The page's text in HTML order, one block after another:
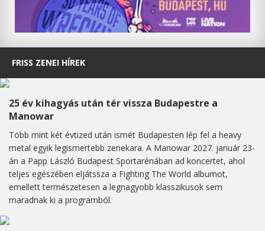
FRISS ZENEI HÍREK
25 év kihagyás után tér vissza Budapestre a
Manowar
Több mint két évtized után ismét Budapesten lép fel a heavy
metal egyik legismertebb zenekara. A Manowar 2027. január 23-
án a Papp László Budapest Sportarénában ad koncertet, ahol
teljes egészében eljátssza a Fighting The World albumot,
emellett természetesen a legnagyobb klasszikusok sem
maradnak ki a programból.